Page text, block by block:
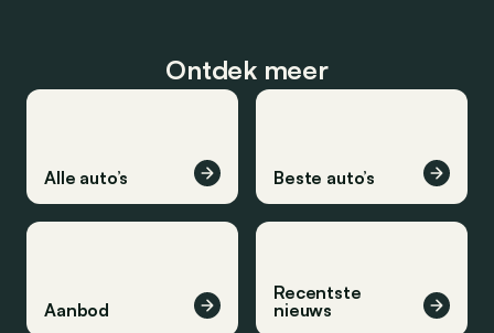
Ontdek meer
Alle auto’s Beste auto’s
Aanbod
Recentste
nieuws